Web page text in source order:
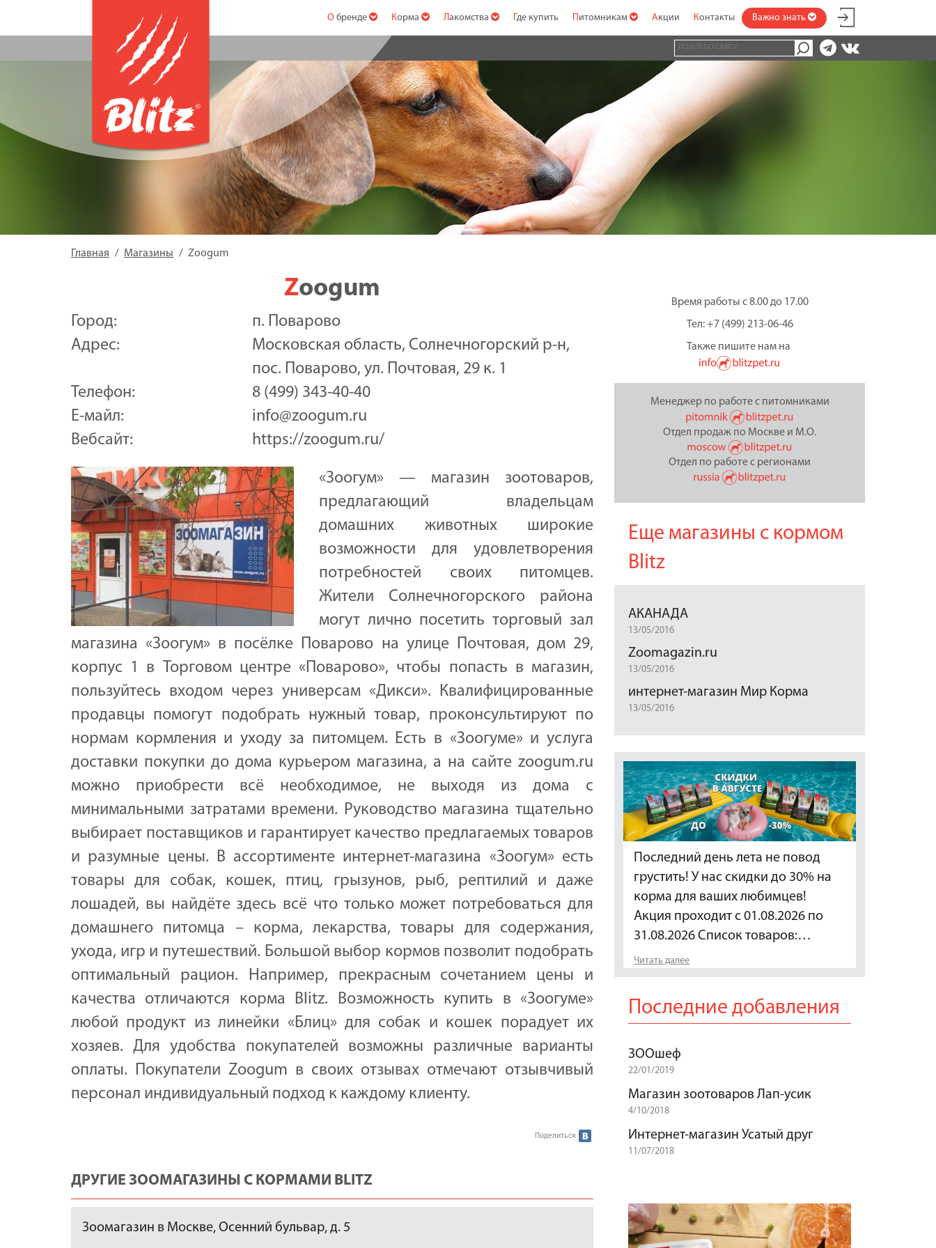
О бренде Корма Лакомства Где купить Питомникам Акции Контакты Важно знать
Главная Магазины Zoogum
Zoogum
Город:
п. Поварово
Адрес:
Московская область, Солнечногорский р-н,
пос. Поварово, ул. Почтовая, 29 к. 1
Телефон:
8 (499) 343-40-40
Е-майл:
info@zoogum.ru
Вебсайт:
https://zoogum.ru/
«Зоогум» — магазин зоотоваров,
предлагающий владельцам
домашних животных широкие
возможности для удовлетворения
потребностей своих питомцев.
Жители Солнечногорского района
могут лично посетить торговый зал
магазина «Зоогум» в посёлке Поварово на улице Почтовая, дом 29,
корпус 1 в Торговом центре «Поварово», чтобы попасть в магазин,
пользуйтесь входом через универсам «Дикси». Квалифицированные
продавцы помогут подобрать нужный товар, проконсультируют по
нормам кормления и уходу за питомцем. Есть в «Зоогуме» и услуга
доставки покупки до дома курьером магазина, а на сайте zoogum.ru
можно приобрести всё необходимое, не выходя из дома с
минимальными затратами времени. Руководство магазина тщательно
выбирает поставщиков и гарантирует качество предлагаемых товаров
и разумные цены. В ассортименте интернет-магазина «Зоогум» есть
товары для собак, кошек, птиц, грызунов, рыб, рептилий и даже
лошадей, вы найдёте здесь всё что только может потребоваться для
домашнего питомца – корма, лекарства, товары для содержания,
ухода, игр и путешествий. Большой выбор кормов позволит подобрать
оптимальный рацион. Например, прекрасным сочетанием цены и
качества отличаются корма Blitz. Возможность купить в «Зоогуме»
любой продукт из линейки «Блиц» для собак и кошек порадует их
хозяев. Для удобства покупателей возможны различные варианты
оплаты. Покупатели Zoogum в своих отзывах отмечают отзывчивый
персонал индивидуальный подход к каждому клиенту.
Поделиться
ДРУГИЕ ЗООМАГАЗИНЫ С КОРМАМИ BLITZ
Зоомагазин в Москве, Осенний бульвар, д. 5
Время работы с 8.00 до 17.00
Тел: +7 (499) 213-06-46
Также пишите нам на
Менеджер по работе с питомниками
Отдел продаж по Москве и М.О.
Отдел по работе с регионами
Еще магазины с кормом
Blitz
АКАНАДА
13/05/2016
Zoomagazin.ru
13/05/2016
интернет-магазин Мир Корма
13/05/2016
Последний день лета не повод
грустить! У нас скидки до 30% на
корма для ваших любимцев!
Акция проходит с 01.08.2026 по
31.08.2026 Список товаров:…
Читать далее
Последние добавления
ЗООшеф
22/01/2019
Магазин зоотоваров Лап-усик
4/10/2018
Интернет-магазин Усатый друг
11/07/2018